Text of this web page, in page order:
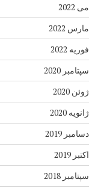
می 2022
مارس 2022
فوریه 2022
سپتامبر 2020
ژوئن 2020
ژانویه 2020
دسامبر 2019
اکتبر 2019
سپتامبر 2018